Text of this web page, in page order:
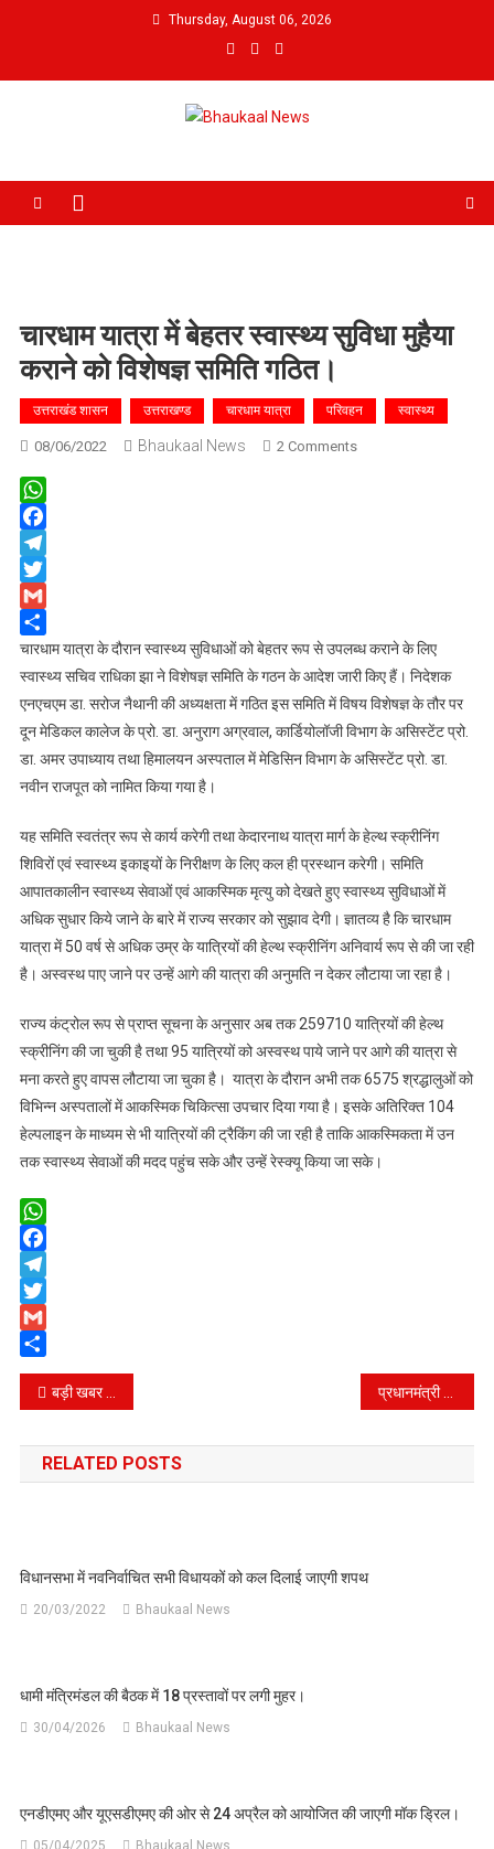
Thursday, August 06, 2026
चारधाम यात्रा में बेहतर स्वास्थ्य सुविधा मुहैया
कराने को विशेषज्ञ समिति गठित।
उत्तराखंड शासन उत्तराखण्ड चारधाम यात्रा परिवहन स्वास्थ्य
08/06/2022 Bhaukaal News 2 CommentsOn
कराने
को
विशेषज्ञ
समिति
गठित।
WhatsApp
Facebook
Telegram
Twitter
Gmail
Share
चारधाम यात्रा के दौरान स्वास्थ्य सुविधाओं को बेहतर रूप से उपलब्ध कराने के लिए
स्वास्थ्य सचिव राधिका झा ने विशेषज्ञ समिति के गठन के आदेश जारी किए हैं। निदेशक
एनएचएम डा. सरोज नैथानी की अध्यक्षता में गठित इस समिति में विषय विशेषज्ञ के तौर पर
दून मेडिकल कालेज के प्रो. डा. अनुराग अग्रवाल, कार्डियोलॉजी विभाग के असिस्टेंट प्रो.
डा. अमर उपाध्याय तथा हिमालयन अस्पताल में मेडिसिन विभाग के असिस्टेंट प्रो. डा.
नवीन राजपूत को नामित किया गया है।
यह समिति स्वतंत्र रूप से कार्य करेगी तथा केदारनाथ यात्रा मार्ग के हेल्थ स्क्रीनिंग
शिविरों एवं स्वास्थ्य इकाइयों के निरीक्षण के लिए कल ही प्रस्थान करेगी। समिति
आपातकालीन स्वास्थ्य सेवाओं एवं आकस्मिक मृत्यु को देखते हुए स्वास्थ्य सुविधाओं में
अधिक सुधार किये जाने के बारे में राज्य सरकार को सुझाव देगी। ज्ञातव्य है कि चारधाम
यात्रा में 50 वर्ष से अधिक उम्र के यात्रियों की हेल्थ स्क्रीनिंग अनिवार्य रूप से की जा रही
है। अस्वस्थ पाए जाने पर उन्हें आगे की यात्रा की अनुमति न देकर लौटाया जा रहा है।
राज्य कंट्रोल रूप से प्राप्त सूचना के अनुसार अब तक 259710 यात्रियों की हेल्थ
स्क्रीनिंग की जा चुकी है तथा 95 यात्रियों को अस्वस्थ पाये जाने पर आगे की यात्रा से
मना करते हुए वापस लौटाया जा चुका है। यात्रा के दौरान अभी तक 6575 श्रद्धालुओं को
विभिन्न अस्पतालों में आकस्मिक चिकित्सा उपचार दिया गया है। इसके अतिरिक्त 104
हेल्पलाइन के माध्यम से भी यात्रियों की ट्रैकिंग की जा रही है ताकि आकस्मिकता में उन
तक स्वास्थ्य सेवाओं की मदद पहुंच सके और उन्हें रेस्क्यू किया जा सके।
WhatsApp
Facebook
Telegram
Twitter
Gmail
Share
Post
navigation
बड़ी खबर – घोड़े खच्चरों की मौत के मामले में हाईकोर्ट ने डीएम, पशुपालन विभाग और सरकार को भेजा नोटिस, दो हफ्ते में मंगा जवाब
RELATED POSTS
विधानसभा में नवनिर्वाचित सभी विधायकों को कल दिलाई जाएगी शपथ
20/03/2022 Bhaukaal News
धामी मंत्रिमंडल की बैठक में 18 प्रस्तावों पर लगी मुहर।
30/04/2026 Bhaukaal News
एनडीएमए और यूएसडीएमए की ओर से 24 अप्रैल को आयोजित की जाएगी मॉक ड्रिल।
05/04/2025 Bhaukaal News